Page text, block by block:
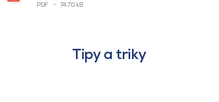
PDF 74.70 kB
Tipy a triky